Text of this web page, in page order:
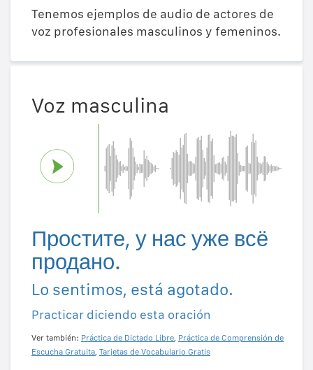
Tenemos ejemplos de audio de actores de
voz profesionales masculinos y femeninos.
Voz masculina
Простите, у нас уже всё
продано.
Lo sentimos, está agotado.
Practicar diciendo esta oración
Ver también: Práctica de Dictado Libre, Práctica de Comprensión de
Escucha Gratuita, Tarjetas de Vocabulario Gratis